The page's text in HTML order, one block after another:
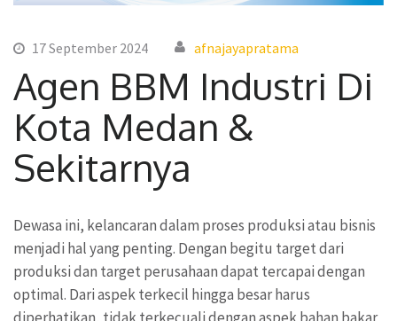
17 September 2024 afnajayapratama
Agen BBM Industri Di
Kota Medan &
Sekitarnya
Dewasa ini, kelancaran dalam proses produksi atau bisnis
menjadi hal yang penting. Dengan begitu target dari
produksi dan target perusahaan dapat tercapai dengan
optimal. Dari aspek terkecil hingga besar harus